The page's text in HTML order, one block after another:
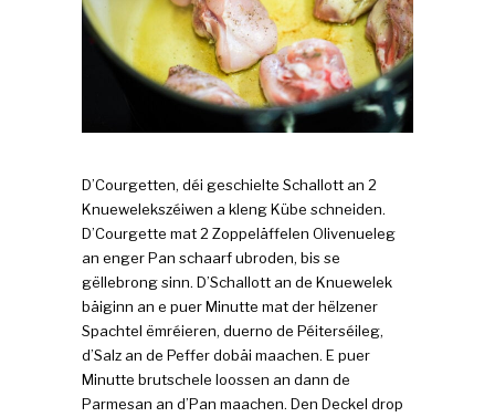
D’Courgetten, déi geschielte Schallott an 2
Knuewelekszéiwen a kleng Kübe schneiden.
D’Courgette mat 2 Zoppeläffelen Olivenueleg
an enger Pan schaarf ubroden, bis se
gëllebrong sinn. D’Schallott an de Knuewelek
bäiginn an e puer Minutte mat der hëlzener
Spachtel ëmréieren, duerno de Péiterséileg,
d’Salz an de Peffer dobäi maachen. E puer
Minutte brutschele loossen an dann de
Parmesan an d’Pan maachen. Den Deckel drop